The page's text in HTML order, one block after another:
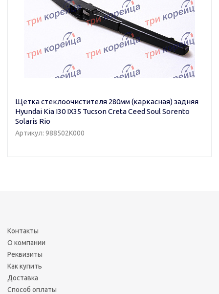
Щетка стеклоочистителя 280мм (каркасная) задняя
Hyundai Kia I30 IX35 Tucson Creta Ceed Soul Sorento
Solaris Rio
Артикул: 988502K000
Контакты
О компании
Реквизиты
Как купить
Доставка
Способ оплаты